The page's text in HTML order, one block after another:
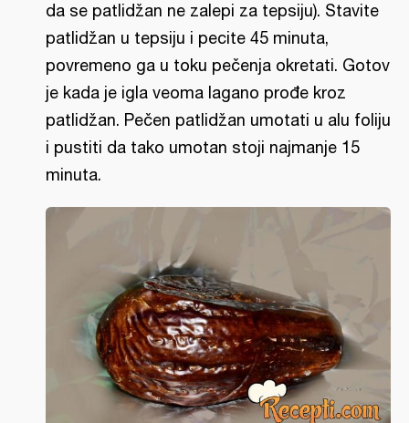
da se patlidžan ne zalepi za tepsiju). Stavite
patlidžan u tepsiju i pecite 45 minuta,
povremeno ga u toku pečenja okretati. Gotov
je kada je igla veoma lagano prođe kroz
patlidžan. Pečen patlidžan umotati u alu foliju
i pustiti da tako umotan stoji najmanje 15
minuta.